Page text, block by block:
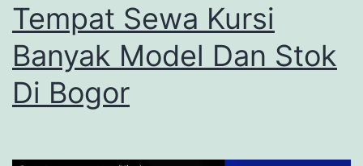
Tempat Sewa Kursi
Banyak Model Dan Stok
Di Bogor